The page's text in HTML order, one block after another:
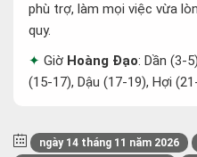
phù trợ, làm mọi việc vừa
quy.
Giờ Hoàng Đạo: Dần (3-
(15-17), Dậu (17-19), Hợi
ngày 14 tháng 11 năm 2026